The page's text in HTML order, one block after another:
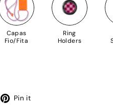
Capas
Fio/Fita
Ring
Holders
X Pin it